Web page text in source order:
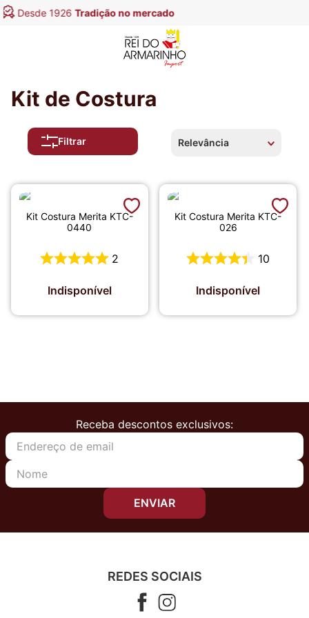
Kit de Costura
Filtrar Relevância
Kit Costura Merita KTC-
0440
2
Indisponível
Kit Costura Merita KTC-
026
10
Indisponível
Receba descontos exclusivos:
ENVIAR
REDES SOCIAIS